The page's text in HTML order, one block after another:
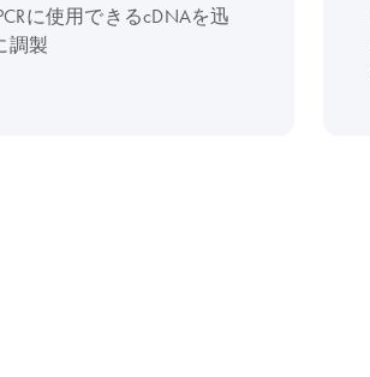
に使用できるcDNAを迅
調製